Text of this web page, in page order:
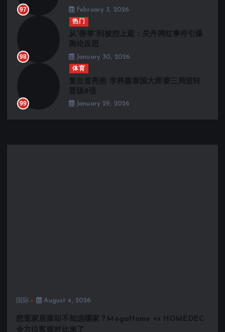
97 February 3, 2026
98
热门
从“善举”到被控上庭：关丹网红事件引爆
舆论反思
January 30, 2026
99
体育
复出首亮相 李梓嘉泰国大师赛三局逆转
晋级8强
January 29, 2026
国际 August 4, 2026
想逛家居展却不知选哪家？MegaHome vs HOMEDEC
全方位客观对比来了